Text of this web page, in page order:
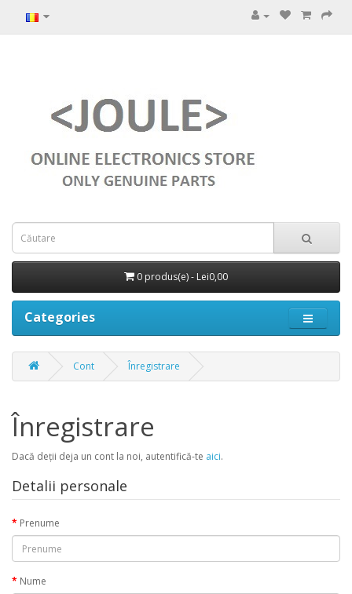
0 produs(e) - Lei0,00
Categories
Cont Înregistrare
Înregistrare
Dacă deţii deja un cont la noi, autentifică-te aici.
Detalii personale
Prenume
Nume